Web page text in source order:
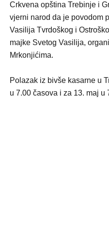
Crkvena opština Trebinje i
vjerni narod da je povodom
Vasilija Tvrdoškog i
majke Svetog Vasilija,
Mrkonjićima.
Polazak iz bivše kasarne u
u 7.00 časova i za 13. maj u